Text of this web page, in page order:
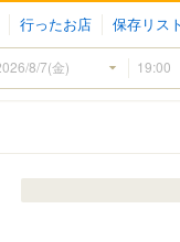
行ったお店 保存リスト